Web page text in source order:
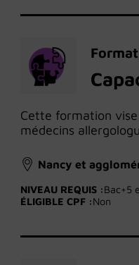
Cette formation
médecins
Nancy et
NIVEAU REQUIS :Bac+5
ÉLIGIBLE CPF :Non